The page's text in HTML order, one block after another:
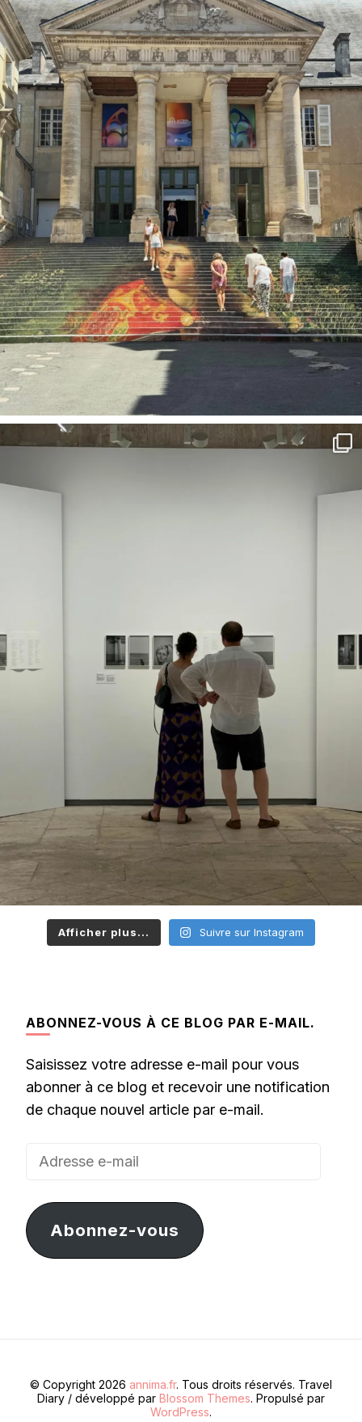
Afficher plus... Suivre sur Instagram
ABONNEZ-VOUS À CE BLOG PAR E-MAIL.
Saisissez votre adresse e-mail pour vous
abonner à ce blog et recevoir une notification
de chaque nouvel article par e-mail.
Adresse
mail
Abonnez-vous
© Copyright 2026 annima.fr. Tous droits réservés. Travel
Diary / développé par Blossom Themes. Propulsé par
WordPress.